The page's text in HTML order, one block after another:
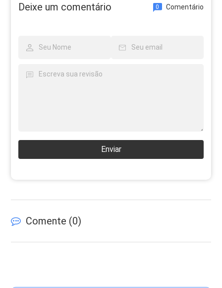
Deixe um comentário 0 Comentário
Enviar
Comente (0)